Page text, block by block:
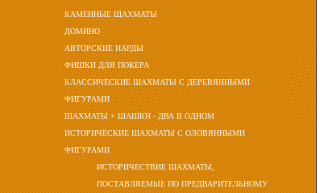
КАМЕННЫЕ ШАХМАТЫ
ДОМИНО
АВТОРСКИЕ НАРДЫ
ФИШКИ ДЛЯ ПОКЕРА
КЛАССИЧЕСКИЕ ШАХМАТЫ С ДЕРЕВЯННЫМИ
ФИГУРАМИ
ШАХМАТЫ + ШАШКИ - ДВА В ОДНОМ
ИСТОРИЧЕСКИЕ ШАХМАТЫ С ОЛОВЯННЫМИ
ФИГУРАМИ
ИСТОРИЧЕСТВИЕ ШАХМАТЫ,
ПОСТАВЛЯЕМЫЕ ПО ПРЕДВАРИТЕЛЬНОМУ